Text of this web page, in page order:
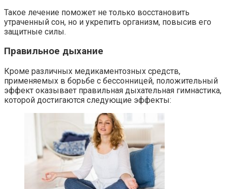
Такое лечение поможет не только восстановить
утраченный сон, но и укрепить организм, повысив его
защитные силы.
Правильное дыхание
Кроме различных медикаментозных средств,
применяемых в борьбе с бессонницей, положительный
эффект оказывает правильная дыхательная гимнастика,
которой достигаются следующие эффекты: